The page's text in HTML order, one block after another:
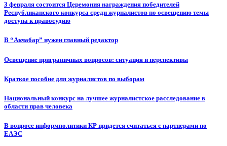
3 февраля состоится Церемония награждения победителей
Республиканского конкурса среди журналистов по освещению темы
доступа к правосудию
В “Акчабар” нужен главный редактор
Освещение приграничных вопросов: ситуация и перспективы
Краткое пособие для журналистов по выборам
Национальный конкурс на лучшее журналистское расследование в
области прав человека
В вопросе информполитики КР придется считаться с партнерами по
ЕАЭС